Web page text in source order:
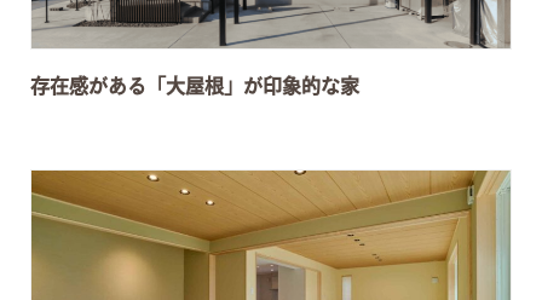
存在感がある「大屋根」が印象的な家